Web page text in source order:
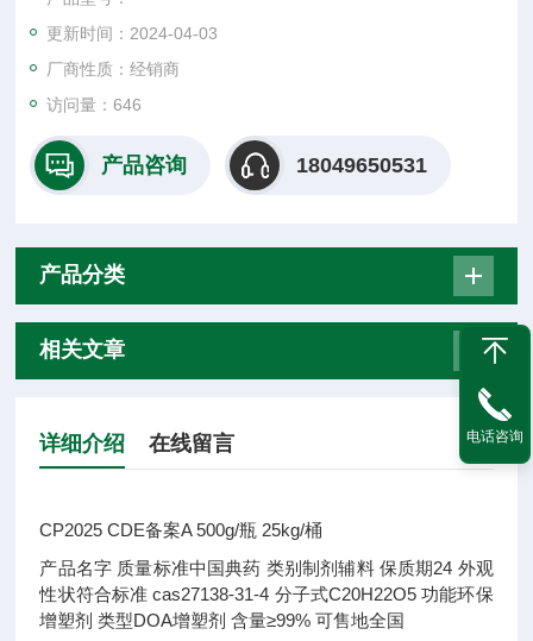
中，要在加热杀菌工序中添加
更新时间：2024-04-03
厂商性质：经销商
访问量：646
产品咨询 18049650531
产品分类
相关文章
详细介绍 在线留言
CP2025 CDE备案A 500g/瓶 25kg/桶
产品名字 质量标准中国典药 类别制剂辅料 保质期24 外观
性状符合标准 cas27138-31-4 分子式C20H22O5 功能环保
增塑剂 类型DOA增塑剂 含量≥99% 可售地全国
电话咨询